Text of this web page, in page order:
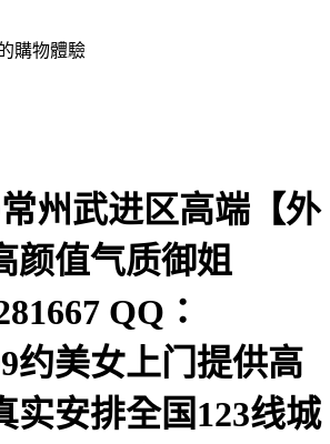
購物體驗
常州武进区高端【外
颜值气质御姐
QQ：
约美女上门提供高
实安排全国123线城